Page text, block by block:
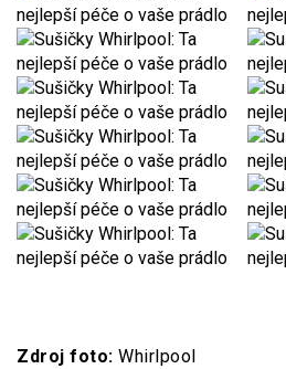
Zdroj foto: Whirlpool